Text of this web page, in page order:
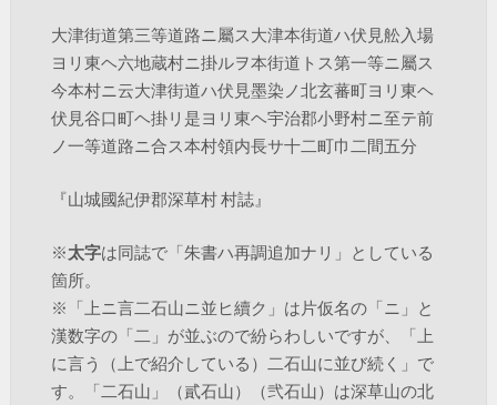
大津街道第三等道路ニ屬ス大津本街道ハ伏見舩入場
ヨリ東ヘ六地蔵村ニ掛ルヲ本街道トス第一等ニ屬ス
今本村ニ云大津街道ハ伏見墨染ノ北玄蕃町ヨリ東ヘ
伏見谷口町ヘ掛リ是ヨリ東ヘ宇治郡小野村ニ至テ前
ノ一等道路ニ合ス本村領内長サ十二町巾二間五分
『山城國紀伊郡深草村 村誌』
※太字は同誌で「朱書ハ再調追加ナリ」としている
箇所。
※「上ニ言二石山ニ並ヒ續ク」は片仮名の「ニ」と
漢数字の「二」が並ぶので紛らわしいですが、「上
に言う（上で紹介している）二石山に並び続く」で
す。「二石山」（貳石山）（弐石山）は深草山の北